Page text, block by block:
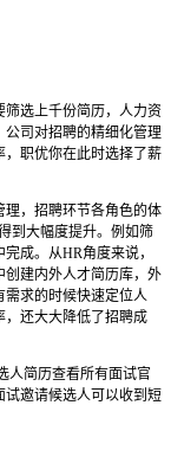
筛选上千份简历，人力资
司对招聘的精细化管理
职优你在此时选择了薪
理，招聘环节各角色的体
到大幅度提升。例如筛
成。从HR角度来说，
建内外人才简历库，外
求的时候快速定位人
，还大大降低了招聘成
人简历查看所有面试官
邀请候选人可以收到短